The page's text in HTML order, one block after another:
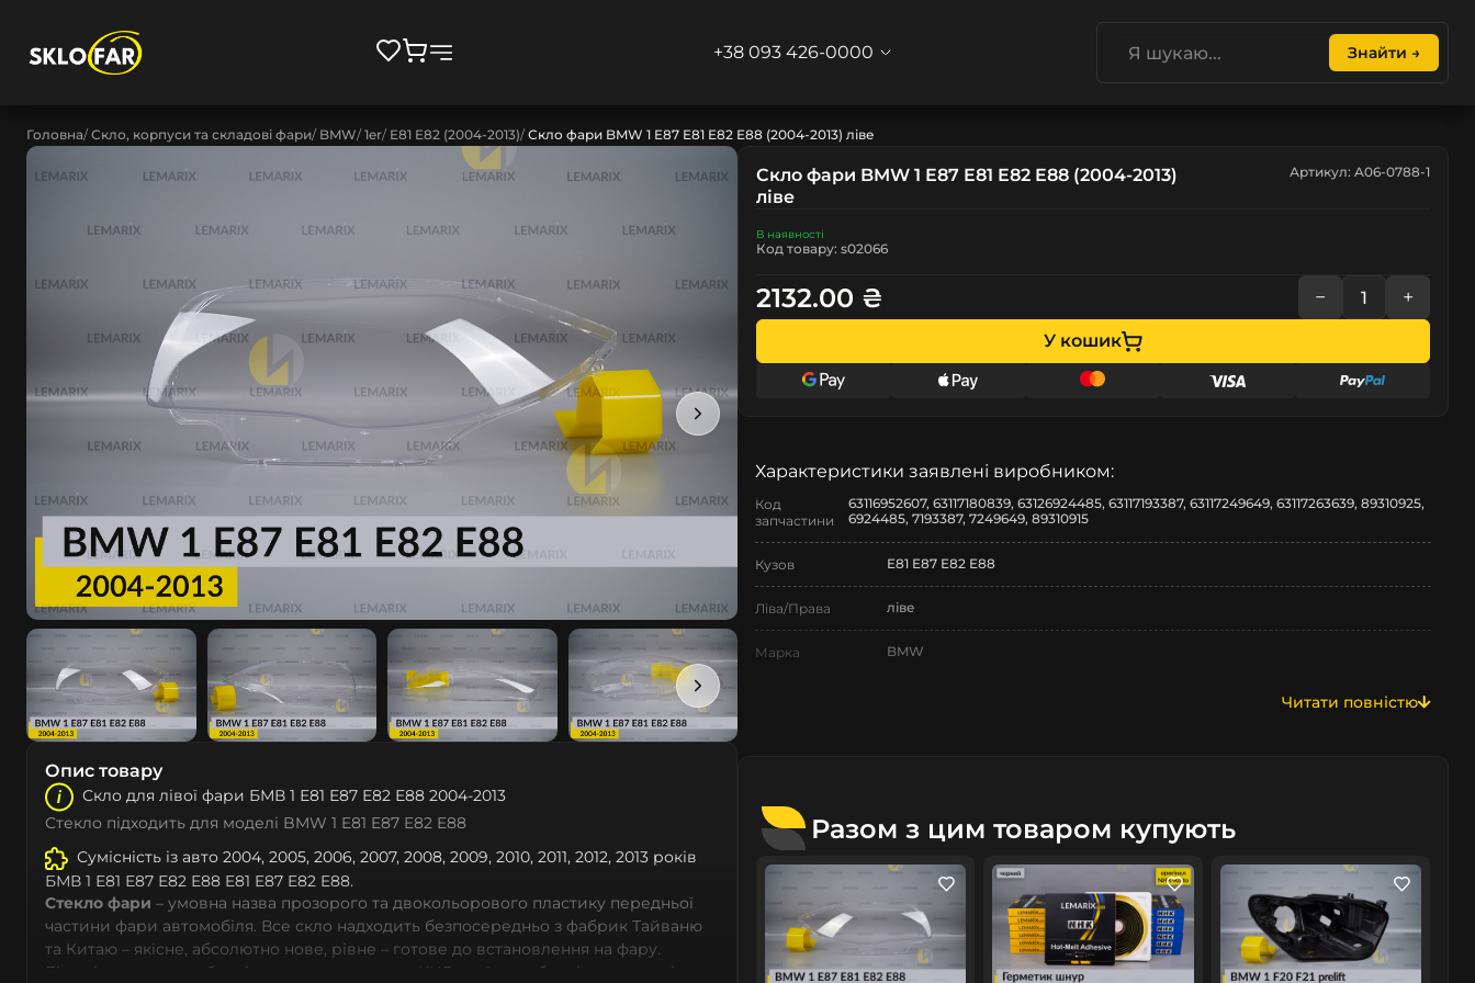
+38 093 426-0000 Знайти →
Головна Скло, корпуси та складові фари BMW 1er E81 E82 (2004-2013) Скло фари BMW 1 E87 E81 E82 E88 (2004-2013) ліве
Опис товару
Скло для лівої фари БМВ 1 Е81 Е87 Е82 Е88 2004-2013
Стекло підходить для моделі BMW 1 E81 E87 E82 E88
Сумісність із авто 2004, 2005, 2006, 2007, 2008, 2009, 2010, 2011, 2012, 2013 років
БМВ 1 Е81 Е87 Е82 Е88 E81 E87 E82 E88.
Стекло фари – умовна назва прозорого та двокольорового пластику передньої
частини фари автомобіля. Все скло надходить безпосередньо з фабрик Тайваню
та Китаю – якісне, абсолютно нове, рівне – готове до встановлення на фару.
Більшість автовиробників уже перенесли до КНР свої виробничі потужності,
Скло фари BMW 1 E87 E81 E82 E88 (2004-2013)
ліве
Артикул: A06-0788-1
В наявності
Код товару: s02066
2132.00 ₴ − +
У кошик
Характеристики заявлені виробником:
Код
запчастини
63116952607, 63117180839, 63126924485, 63117193387, 63117249649, 63117263639, 89310925,
6924485, 7193387, 7249649, 89310915
Кузов E81 E87 E82 E88
Ліва/Права ліве
Марка BMW
Покоління I покоління
Рік випуску 2004-2013
Стан Нове
Тип запчастини Аналог
Читати повністю
Разом з цим товаром купують